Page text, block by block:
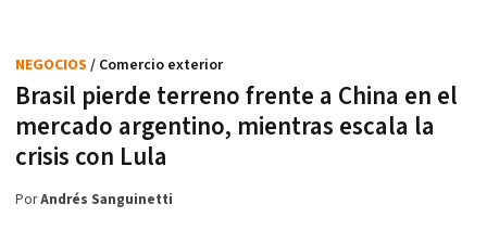
Brasil pierde terreno frente a China en el
mercado argentino, mientras escala la
crisis con Lula
NEGOCIOS / Comercio exterior
PorAndrés Sanguinetti